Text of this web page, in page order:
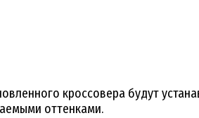
кроссовера будут
оттенками.